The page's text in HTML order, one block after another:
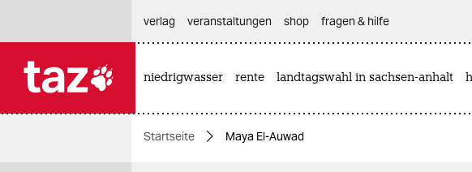
themen
verlag
veranstaltungen shop fragen & hilfe
niedrigwasser rente landtagswahl in sachsen-anhalt
Startseite Maya El-Auwad